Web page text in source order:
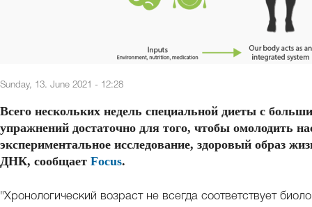
Sunday, 13. June 2021 - 12:28
Всего нескольких недель специальной диеты с
упражнений достаточно для того, чтобы омолодить
экспериментальное исследование, здоровый образ
ДНК, сообщает Focus.
"Хронологический возраст не всегда соответствует